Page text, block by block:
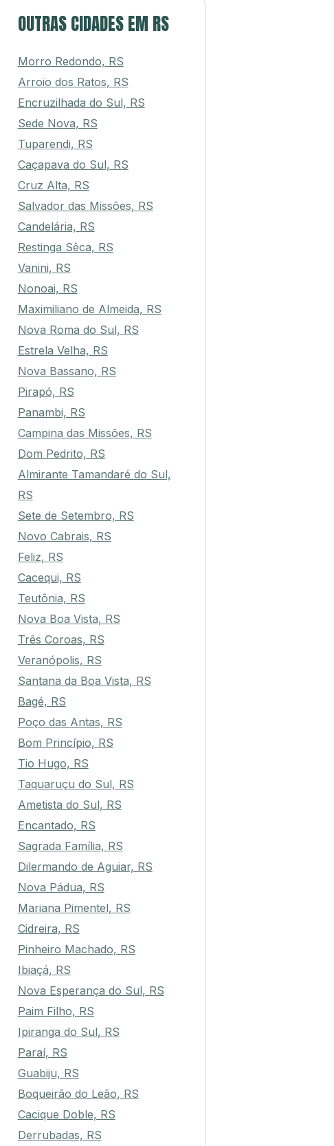
OUTRAS CIDADES EM RS
Morro Redondo, RS
Arroio dos Ratos, RS
Encruzilhada do Sul, RS
Sede Nova, RS
Tuparendi, RS
Caçapava do Sul, RS
Cruz Alta, RS
Salvador das Missões, RS
Candelária, RS
Restinga Sêca, RS
Vanini, RS
Nonoai, RS
Maximiliano de Almeida, RS
Nova Roma do Sul, RS
Estrela Velha, RS
Nova Bassano, RS
Pirapó, RS
Panambi, RS
Campina das Missões, RS
Dom Pedrito, RS
Almirante Tamandaré do Sul,
RS
Sete de Setembro, RS
Novo Cabrais, RS
Feliz, RS
Cacequi, RS
Teutônia, RS
Nova Boa Vista, RS
Três Coroas, RS
Veranópolis, RS
Santana da Boa Vista, RS
Bagé, RS
Poço das Antas, RS
Bom Princípio, RS
Tio Hugo, RS
Taquaruçu do Sul, RS
Ametista do Sul, RS
Encantado, RS
Sagrada Família, RS
Dilermando de Aguiar, RS
Nova Pádua, RS
Mariana Pimentel, RS
Cidreira, RS
Pinheiro Machado, RS
Ibiaçá, RS
Nova Esperança do Sul, RS
Paim Filho, RS
Ipiranga do Sul, RS
Paraí, RS
Guabiju, RS
Boqueirão do Leão, RS
Cacique Doble, RS
Derrubadas, RS